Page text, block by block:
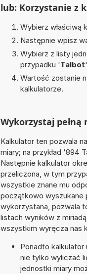
lub: Korzystanie z
Wybierz właściwą
Następnie wpisz
Wybierz z listy
przypadku 'Talbot
Wartość zostanie
kalkulatorze.
Wykorzystaj
Kalkulator ten pozwala
miary; na przykład '894
Następnie kalkulator
przeliczona, w tym
wszystkie znane mu
początkowo wyszukane
wykorzystana, pozwala
listach wyników z
wszystkim wyręcza nas
Ponadto
nie tylko wyliczać
jednostki miary